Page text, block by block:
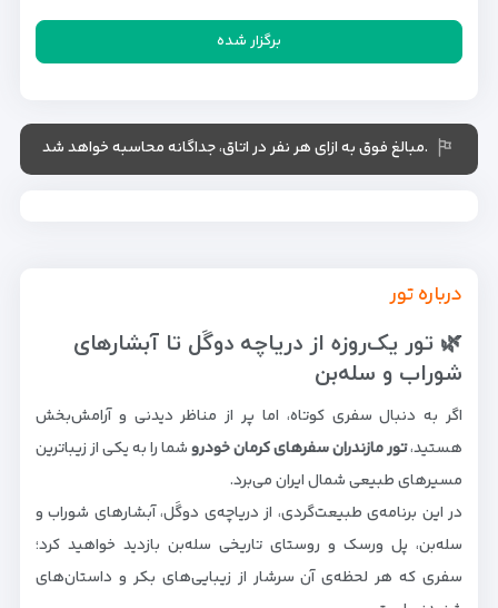
برگزار شده
.مبالغ فوق به ازای هر نفر در اتاق، جداگانه محاسبه خواهد شد
درباره تور
🌿 تور یک‌روزه از دریاچه دوگَل تا آبشارهای
شوراب و سله‌بن
اگر به دنبال سفری کوتاه، اما پر از مناظر دیدنی و آرامش‌بخش
هستید،تور مازندران سفرهای کرمان خودروشما را به یکی از زیباترین
مسیرهای طبیعی شمال ایران می‌برد.
در این برنامه‌ی طبیعت‌گردی، از دریاچه‌ی دوگَل، آبشارهای شوراب و
سله‌بن، پل ورسک و روستای تاریخی سله‌بن بازدید خواهید کرد؛
سفری که هر لحظه‌ی آن سرشار از زیبایی‌های بکر و داستان‌های